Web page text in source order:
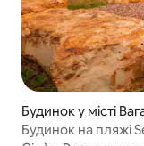
Будинок у місті
Будинок на пляжі